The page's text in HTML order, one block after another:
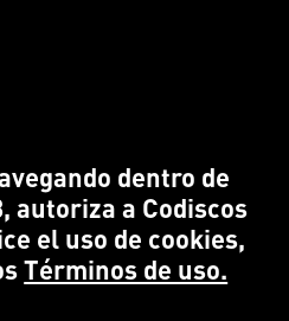
dentro de
autoriza a Codiscos
el uso de cookies,
Términos de uso.